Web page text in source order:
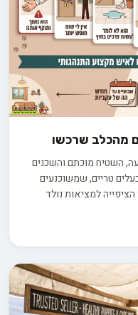
מהכלב שרכשו
השטיח מוכתם והשכנים
טריים, שמשוכנעים
למציאות נולד
החלטות נכונות